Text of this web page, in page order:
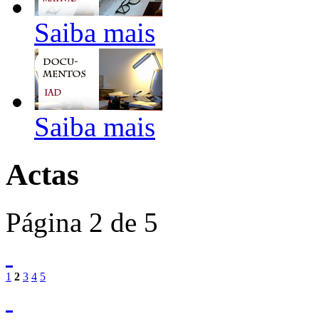
Saiba mais
Saiba mais
Actas
Página 2 de 5
1 2 3 4 5